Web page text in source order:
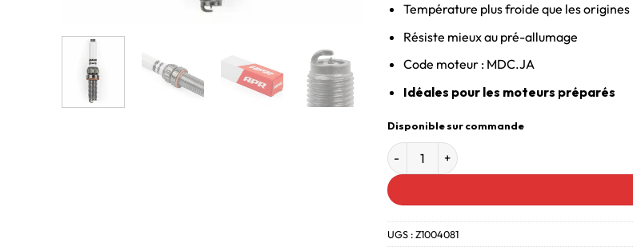
Température plus froide que les origines
Résiste mieux au pré-allumage
Code moteur : MDC.JA
Idéales pour les moteurs préparés
Disponible sur commande
UGS :Z1004081